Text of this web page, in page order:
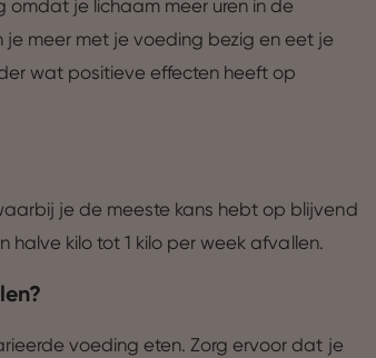
je lichaam meer uren in de
meer met je voeding bezig en eet je
wat positieve effecten heeft op
je de meeste kans hebt op blijvend
halve kilo tot 1 kilo per week afvallen.
voeding eten. Zorg ervoor dat je